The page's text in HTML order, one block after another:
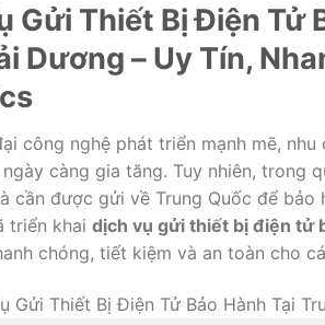
Gửi Thiết BịĐiện Tử
Dương – Uy Tín,
công nghệ phát triển mạnh mẽ, nhu
ngày càng gia tăng. Tuy nhiên, trong
cần được gửi về Trung Quốc để bảo
triển khai dịch vụ gửi thiết bị điện tử
chóng, tiết kiệm và an toàn cho